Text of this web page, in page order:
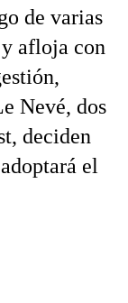
de varias
afloja con
Nevé, dos
deciden
el